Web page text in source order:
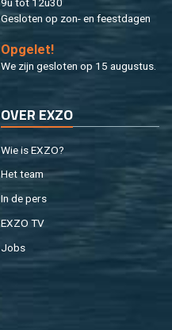
Ge­slo­ten op zon- en feest­da­gen
Op­ge­let!
We zijn ge­slo­ten op 15 au­gus­tus.
OVER EXZO
Wie is EXZO?
Het team
In de pers
EXZO TV
Jobs